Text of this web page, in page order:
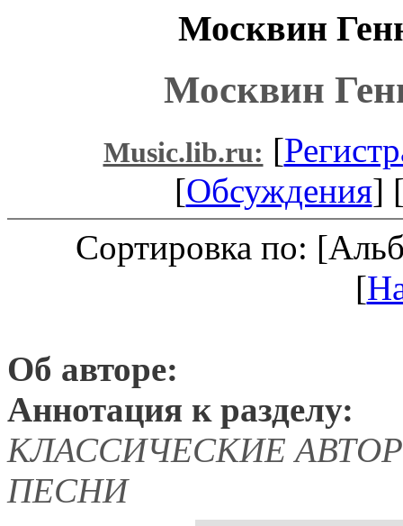
Москвин
Москвин
Music.lib.ru: [
[Обсуждения]
Сортировка по:
[
Об авторе:
Аннотация к разделу:
КЛАССИЧЕСКИЕ
ПЕСНИ